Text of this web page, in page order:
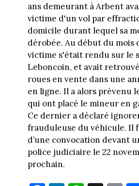
ans demeurant à Arbent
victime d'un vol par
domicile durant lequel sa
dérobée. Au début du mois
victime s'était rendu sur le
Leboncoin, et avait
roues en vente dans une
en ligne. Il a alors prévenu
qui ont placé le mineur en
Ce dernier a déclaré
frauduleuse du véhicule. Il
d’une convocation devant
police judiciaire le 22
prochain.